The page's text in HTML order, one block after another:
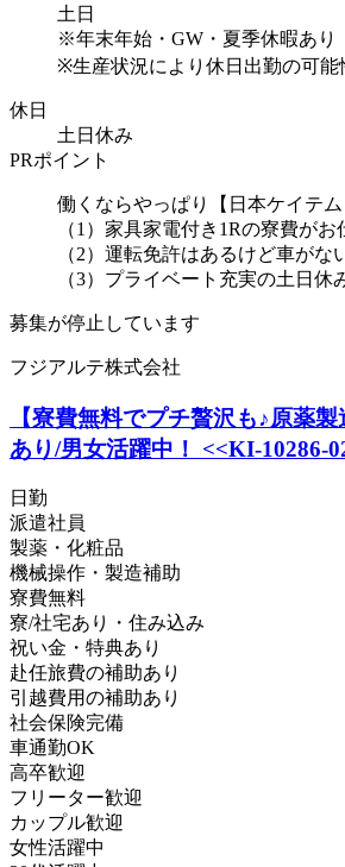
土日
※年末年始・GW・夏季休暇あり
※生産状況により休日出勤の可能
休日
土日休み
PRポイント
働くならやっぱり【日本ケイテム
（1）家具家電付き1Rの寮費が
（2）運転免許はあるけど車が
（3）プライベート充実の土日休
募集が停止しています
フジアルテ株式会社
【寮費無料でプチ贅沢も♪原薬
あり/男女活躍中！ <<KI-10286-
日勤
派遣社員
製薬・化粧品
機械操作・製造補助
寮費無料
寮/社宅あり・住み込み
祝い金・特典あり
赴任旅費の補助あり
引越費用の補助あり
社会保険完備
車通勤OK
高卒歓迎
フリーター歓迎
カップル歓迎
女性活躍中